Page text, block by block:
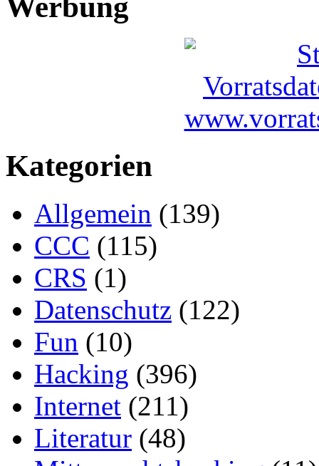
Kategorien
Allgemein (139)
CCC (115)
CRS (1)
Datenschutz (122)
Fun (10)
Hacking (396)
Internet (211)
Literatur (48)